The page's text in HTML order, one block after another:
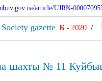
article/UJRN-
gazette Б - 2020/
шахты № 11